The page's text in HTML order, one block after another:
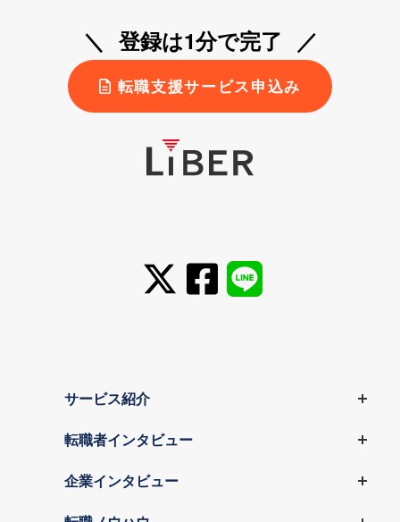
登録は1分で完了
転職支援サービス申込み
サービス紹介
転職者インタビュー
企業インタビュー